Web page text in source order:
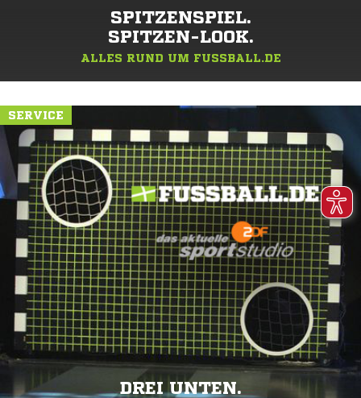
SPITZENSPIEL.
SPITZEN-LOOK.
ALLES RUND UM FUSSBALL.DE
SERVICE
DREI UNTEN.